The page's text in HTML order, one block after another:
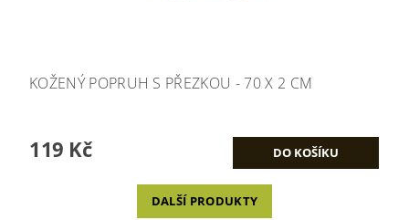
KOŽENÝ POPRUH S PŘEZKOU - 70 X 2 CM
119 Kč
DALŠÍ PRODUKTY